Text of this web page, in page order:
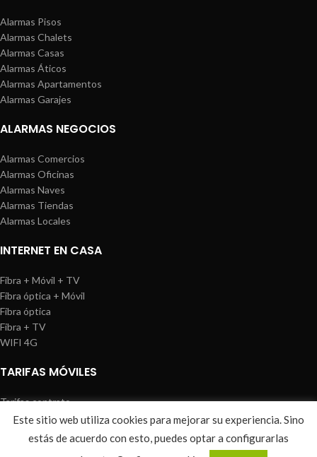
Alarmas Pisos
Alarmas Chalets
Alarmas Casas
Alarmas Áticos
Alarmas Apartamentos
Alarmas Garajes
ALARMAS NEGOCIOS
Alarmas Comercios
Alarmas Oficinas
Alarmas Naves
Alarmas Tiendas
Alarmas Locales
INTERNET EN CASA
Fibra + Móvil + TV
Fibra óptica + Móvil
Fibra óptica
Fibra + TV
WIFI 4G
TARIFAS MÓVILES
Tarifas contrato
Tarifas prepago
WIREDOSAFE Aviso Legal Política de Cookies |Sitemap
Este sitio web utiliza cookies para mejorar su experiencia. Sino
estás de acuerdo con esto, puedes optar a configurarlas